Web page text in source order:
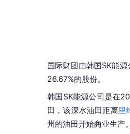
国际财团由韩国SK能
26.67%的股份。
韩国SK能源公司是在
田，该深水油田距离里
州的油田开始商业生产